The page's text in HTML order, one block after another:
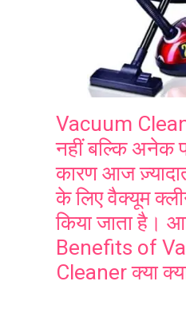
Vacuum
नहीं बल्कि अनेक
कारण आज
के लिए वैक्यूम
किया जाता है।
Benefits of
Cleaner क्या